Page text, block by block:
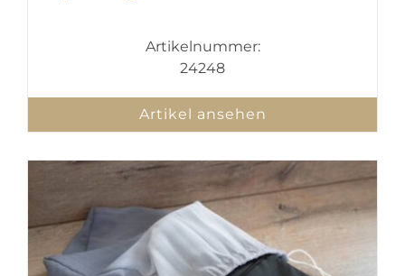
Artikelnummer:
24248
Artikel ansehen